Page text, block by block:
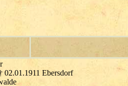
02.01.1911 Ebersdorf